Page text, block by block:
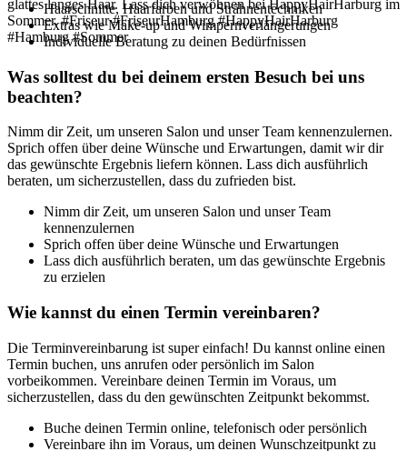
Red Colour Haarfarbe für den Sommer
Haarschnitte, Haarfarben und Strähnentechniken
Extras wie Make-up und Wimpernverlängerungen
Individuelle Beratung zu deinen Bedürfnissen
Was solltest du bei deinem ersten Besuch bei uns
beachten?
Nimm dir Zeit, um unseren Salon und unser Team kennenzulernen.
Sprich offen über deine Wünsche und Erwartungen, damit wir dir
das gewünschte Ergebnis liefern können. Lass dich ausführlich
beraten, um sicherzustellen, dass du zufrieden bist.
Nimm dir Zeit, um unseren Salon und unser Team
kennenzulernen
Sprich offen über deine Wünsche und Erwartungen
Lass dich ausführlich beraten, um das gewünschte Ergebnis
zu erzielen
Wie kannst du einen Termin vereinbaren?
Die Terminvereinbarung ist super einfach! Du kannst online einen
Termin buchen, uns anrufen oder persönlich im Salon
vorbeikommen. Vereinbare deinen Termin im Voraus, um
sicherzustellen, dass du den gewünschten Zeitpunkt bekommst.
Buche deinen Termin online, telefonisch oder persönlich
Vereinbare ihn im Voraus, um deinen Wunschzeitpunkt zu